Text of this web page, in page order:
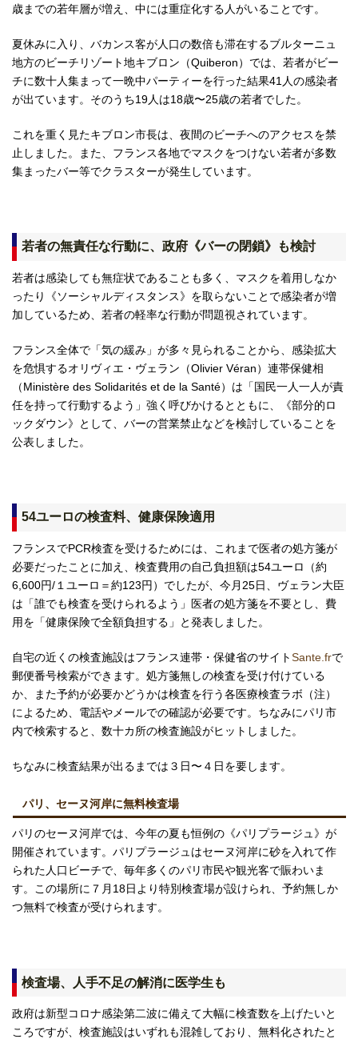
歳までの若年層が増え、中には重症化する人がいることです。
夏休みに入り、バカンス客が人口の数倍も滞在するブルターニュ
地方のビーチリゾート地キブロン（Quiberon）では、若者がビー
チに数十人集まって一晩中パーティーを行った結果41人の感染者
が出ています。そのうち19人は18歳〜25歳の若者でした。
これを重く見たキブロン市長は、夜間のビーチへのアクセスを禁
止しました。また、フランス各地でマスクをつけない若者が多数
集まったバー等でクラスターが発生しています。
若者の無責任な行動に、政府《バーの閉鎖》も検討
若者は感染しても無症状であることも多く、マスクを着用しなか
ったり《ソーシャルディスタンス》を取らないことで感染者が増
加しているため、若者の軽率な行動が問題視されています。
フランス全体で「気の緩み」が多々見られることから、感染拡大
を危惧するオリヴィエ・ヴェラン（Olivier Véran）連帯保健相
（Ministère des Solidarités et de la Santé） は「国民一人一人が責
任を持って行動するよう」強く呼びかけるとともに、《部分的ロ
ックダウン》として、バーの営業禁止などを検討していることを
公表しました。
54ユーロの検査料、健康保険適用
フランスでPCR検査を受けるためには、これまで医者の処方箋が
必要だったことに加え、検査費用の自己負担額は54ユーロ（約
6,600円/１ユーロ＝約123円）でしたが、今月25日、ヴェラン大臣
は「誰でも検査を受けられるよう」医者の処方箋を不要とし、費
用を「健康保険で全額負担する」と発表しました。
自宅の近くの検査施設はフランス連帯・保健省のサイトSante.frで
郵便番号検索ができます。処方箋無しの検査を受け付けている
か、また予約が必要かどうかは検査を行う各医療検査ラボ（注）
によるため、電話やメールでの確認が必要です。ちなみにパリ市
内で検索すると、数十カ所の検査施設がヒットしました。
ちなみに検査結果が出るまでは３日〜４日を要します。
パリ、セーヌ河岸に無料検査場
パリのセーヌ河岸では、今年の夏も恒例の《パリプラージュ》が
開催されています。パリプラージュはセーヌ河岸に砂を入れて作
られた人口ビーチで、毎年多くのパリ市民や観光客で賑わいま
す。この場所に７月18日より特別検査場が設けられ、予約無しか
つ無料で検査が受けられます。
検査場、人手不足の解消に医学生も
政府は新型コロナ感染第二波に備えて大幅に検査数を上げたいと
ころですが、検査施設はいずれも混雑しており、無料化されたと